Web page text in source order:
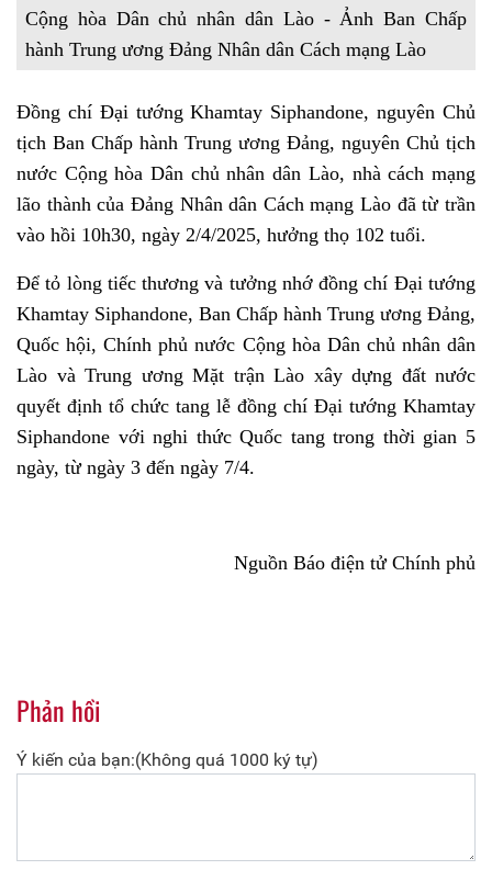
Cộng hòa Dân chủ nhân dân Lào - Ảnh Ban Chấp
hành Trung ương Đảng Nhân dân Cách mạng Lào
Đồng chí Đại tướng Khamtay Siphandone, nguyên Chủ
tịch Ban Chấp hành Trung ương Đảng, nguyên Chủ tịch
nước Cộng hòa Dân chủ nhân dân Lào, nhà cách mạng
lão thành của Đảng Nhân dân Cách mạng Lào đã từ trần
vào hồi 10h30, ngày 2/4/2025, hưởng thọ 102 tuổi.
Để tỏ lòng tiếc thương và tưởng nhớ đồng chí Đại tướng
Khamtay Siphandone, Ban Chấp hành Trung ương Đảng,
Quốc hội, Chính phủ nước Cộng hòa Dân chủ nhân dân
Lào và Trung ương Mặt trận Lào xây dựng đất nước
quyết định tổ chức tang lễ đồng chí Đại tướng Khamtay
Siphandone với nghi thức Quốc tang trong thời gian 5
ngày, từ ngày 3 đến ngày 7/4.
Nguồn Báo điện tử Chính phủ
Phản hồi
Ý kiến của bạn:(Không quá 1000 ký tự)